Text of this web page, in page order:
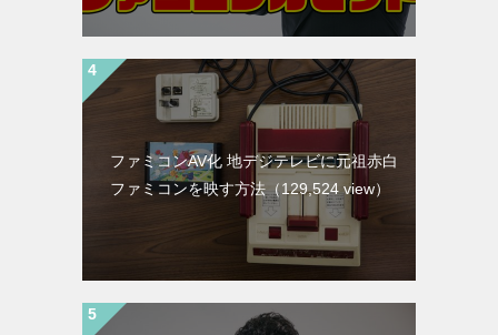
ファミコンAV化 地デジテレビに元祖赤白
ファミコンを映す方法 （129,524 view）